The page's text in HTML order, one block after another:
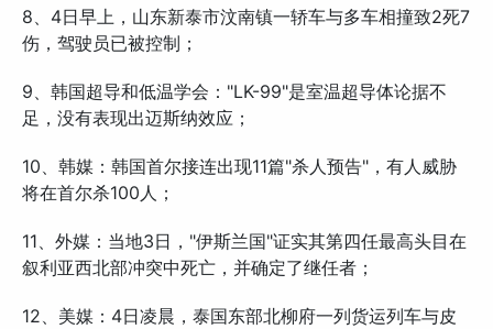
8、4日早上，山东新泰市汶南镇一轿车与多车相撞致2死7
伤，驾驶员已被控制；
9、韩国超导和低温学会："LK-99"是室温超导体论据不
足，没有表现出迈斯纳效应；
10、韩媒：韩国首尔接连出现11篇"杀人预告"，有人威胁
将在首尔杀100人；
11、外媒：当地3日，"伊斯兰国"证实其第四任最高头目在
叙利亚西北部冲突中死亡，并确定了继任者；
​12、美媒：4日凌晨，泰国东部北柳府一列货运列车与皮